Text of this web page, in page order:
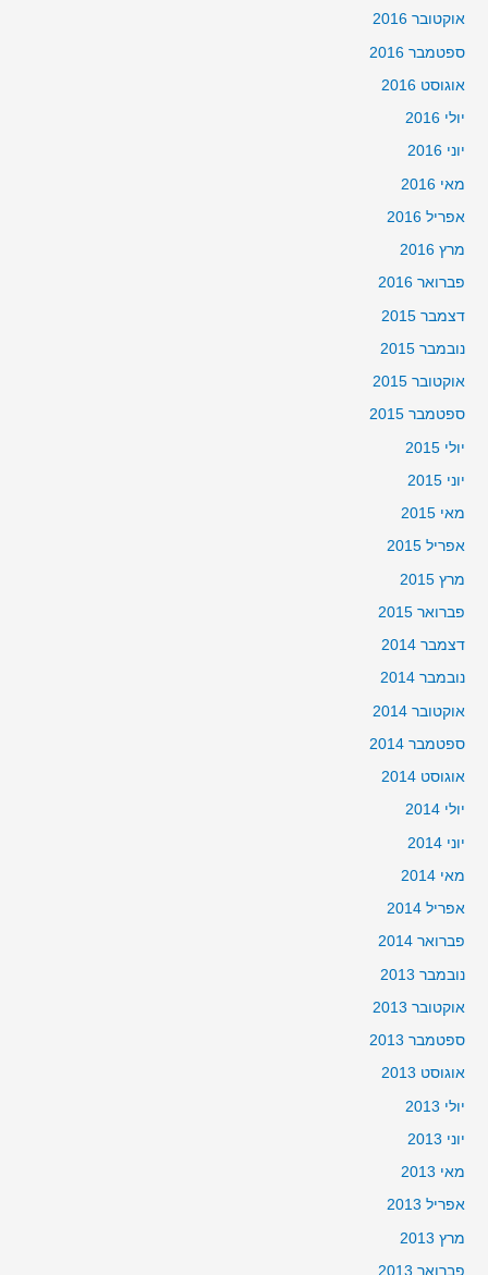
אוקטובר 2016
ספטמבר 2016
אוגוסט 2016
יולי 2016
יוני 2016
מאי 2016
אפריל 2016
מרץ 2016
פברואר 2016
דצמבר 2015
נובמבר 2015
אוקטובר 2015
ספטמבר 2015
יולי 2015
יוני 2015
מאי 2015
אפריל 2015
מרץ 2015
פברואר 2015
דצמבר 2014
נובמבר 2014
אוקטובר 2014
ספטמבר 2014
אוגוסט 2014
יולי 2014
יוני 2014
מאי 2014
אפריל 2014
פברואר 2014
נובמבר 2013
אוקטובר 2013
ספטמבר 2013
אוגוסט 2013
יולי 2013
יוני 2013
מאי 2013
אפריל 2013
מרץ 2013
פברואר 2013